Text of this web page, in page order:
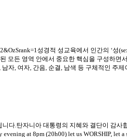
성경적 성교육에서 인간의 ‘성
모든 영역 안에서 중요한 핵심을 구성하면
자, 여자, 간음, 순결, 남색 등 구체적인 주
다.탄자니아 대통령의 지혜와 결단이 감사
at 8pm (20h00) let us WORSHIP, let a